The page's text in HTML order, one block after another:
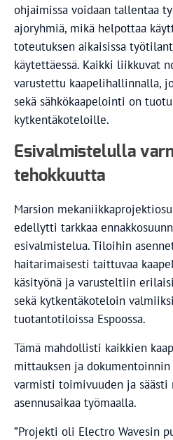
ohjaimissa voidaan tallentaa
ajoryhmiä, mikä helpottaa
toteutuksen aikaisissa
käytettäessä. Kaikki liikkuvat
varustettu kaapelihallinnalla,
sekä sähkökaapelointi on
kytkentäkoteloille.
Esivalmistelulla
tehokkuutta
Marsion
edellytti tarkkaa
esivalmistelua. Tiloihin
haitarimaisesti taittuvaa
käsityönä ja varusteltiin
sekä kytkentäkoteloin
tuotantotiloissa Espoossa.
Tämä mahdollisti kaikkien
mittauksen ja
varmisti toimivuuden ja säästi
asennusaikaa työmaalla.
”Projekti oli Electro Wavesin